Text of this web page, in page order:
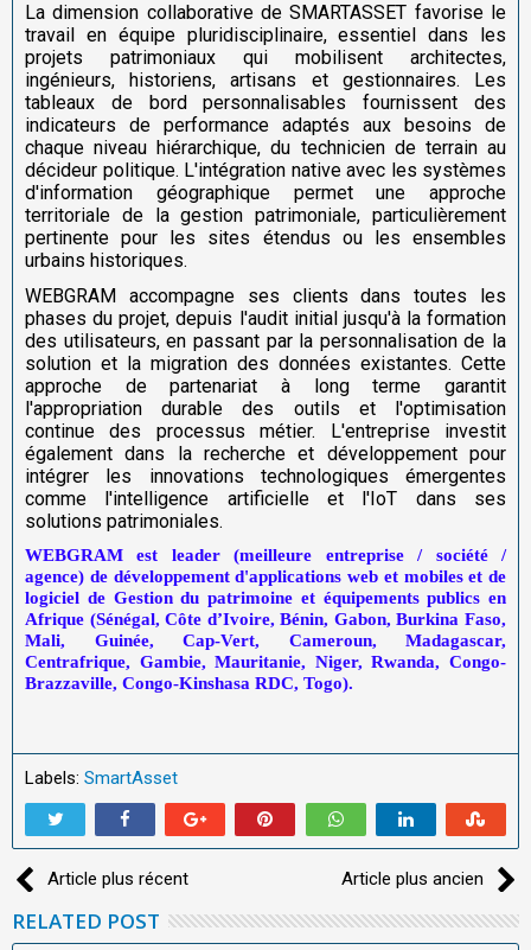
La dimension collaborative de SMARTASSET favorise le
travail en équipe pluridisciplinaire, essentiel dans les
projets patrimoniaux qui mobilisent architectes,
ingénieurs, historiens, artisans et gestionnaires. Les
tableaux de bord personnalisables fournissent des
indicateurs de performance adaptés aux besoins de
chaque niveau hiérarchique, du technicien de terrain au
décideur politique. L'intégration native avec les systèmes
d'information géographique permet une approche
territoriale de la gestion patrimoniale, particulièrement
pertinente pour les sites étendus ou les ensembles
urbains historiques.
WEBGRAM accompagne ses clients dans toutes les
phases du projet, depuis l'audit initial jusqu'à la formation
des utilisateurs, en passant par la personnalisation de la
solution et la migration des données existantes. Cette
approche de partenariat à long terme garantit
l'appropriation durable des outils et l'optimisation
continue des processus métier. L'entreprise investit
également dans la recherche et développement pour
intégrer les innovations technologiques émergentes
comme l'intelligence artificielle et l'IoT dans ses
solutions patrimoniales.
WEBGRAM est leader (meilleure entreprise / société /
agence) de développement d'applications web et mobiles et de
logiciel de Gestion du patrimoine et équipements publics en
Afrique (Sénégal, Côte d’Ivoire, Bénin, Gabon, Burkina Faso,
Mali, Guinée, Cap-Vert, Cameroun, Madagascar,
Centrafrique, Gambie, Mauritanie, Niger, Rwanda, Congo-
Brazzaville, Congo-Kinshasa RDC, Togo).
Labels: SmartAsset
Article plus récent Article plus ancien
RELATED POST